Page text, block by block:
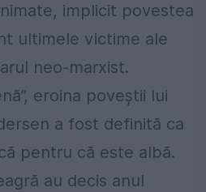
implicit povestea
ultimele victime ale
neo-marxist.
eroina poveștii lui
a fost definită ca
pentru că este albă.
au decis anul